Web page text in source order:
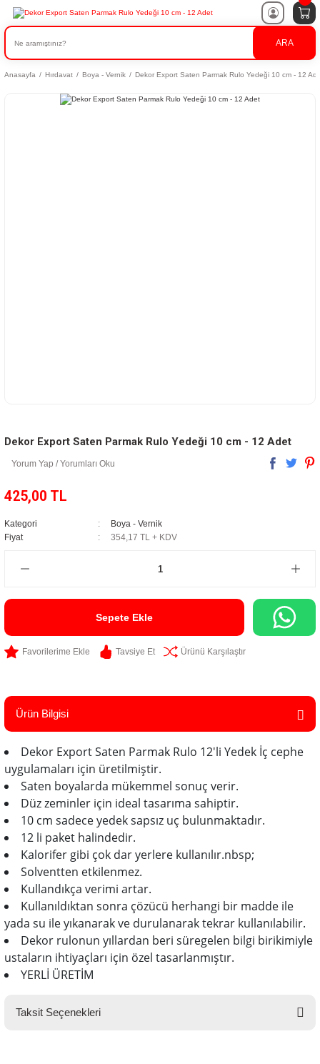
ARA
Anasayfa Hırdavat Boya - Vernik Dekor Export Saten Parmak Rulo Yedeği 10 cm - 12
Dekor Export Saten Parmak Rulo Yedeği 10 cm - 12 Adet
Yorum Yap / Yorumları Oku
425,00 TL
Kategori
Boya - Vernik
Fiyat
354,17 TL + KDV
Sepete Ekle
Tavsiye Et Ürünü Karşılaştır
Ürün Bilgisi
Dekor Export Saten Parmak Rulo 12'li Yedek İç cephe
uygulamaları için üretilmiştir.
Saten boyalarda mükemmel sonuç verir.
Düz zeminler için ideal tasarıma sahiptir.
10 cm sadece yedek sapsız uç bulunmaktadır.
12 li paket halindedir.
Kalorifer gibi çok dar yerlere kullanılır.nbsp;
Solventten etkilenmez.
Kullandıkça verimi artar.
Kullanıldıktan sonra çözücü herhangi bir madde ile
yada su ile yıkanarak ve durulanarak tekrar kullanılabilir.
Dekor rulonun yıllardan beri süregelen bilgi birikimiyle
ustaların ihtiyaçları için özel tasarlanmıştır.
YERLİ ÜRETİM
Taksit Seçenekleri